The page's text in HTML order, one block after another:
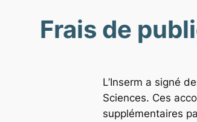
Frais de
L’Inserm a signé
Sciences. Ces
supplémentaires